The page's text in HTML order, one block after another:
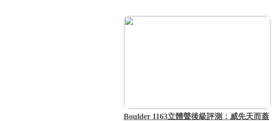
Boulder 1163立體聲後級評測：威先天而蓋